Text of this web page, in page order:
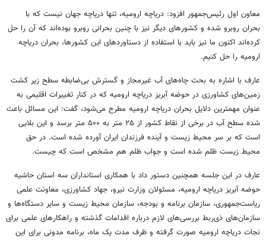
معاون اول رئیس‌جمهور افزود: دریاچه ارومیه، تنها دریاچه جهان نیست که با
بحران روبرو شده و کشورهای دیگر نیز با چنین بحرانی روبرو بوده‌اند که آن را حل
کرده‌اند اکنون ما نیز باید با استفاده از دستاوردهای این کشورها، بحران دریاچه
ارومیه را حل کنیم.
عارف با اشاره به بحث چاه‌های آب غیرمجاز و گسترش بی‌ضابطه سطح زیر کشت
زمین‌های کشاورزی در حوضه آبریز دریاچه ارومیه که در کنار تغییرات اقلیمی به
عنوان مهمترین دلایل بحران دریاچه ارومیه مطرح می‌شود، گفت: این مسائل باعث
شده سطح آب در برخی از نقاط کشور از ۲۵ متر به ۵۰۰ متر برسد و این بلایی
است که بر سر محیط زیست و آینده فرزندان ایران آورده شده است. در حق
محیط زیست ظلم شده است و جواب ظلم هم مشخص است که چیست.
عارف در این جلسه همچنین دستور داد با همکاری استانداران سه استان حاشیه
حوضه آبریز دریاچه ارومیه، مسئولان وزارت نیرو، جهاد کشاورزی، معاونت علمی
ریاست‌جمهوری، سازمان برنامه و بودجه، سازمان محیط زیست و سایر دستگاه‌ها و
سازمان‌های ذی‌ربط بررسی‌های لازم درباره اقدامات گذشته و راهکارهای علمی برای
نجات دریاچه ارومیه صورت گرفته و ظرف مدت یک ماه، برنامه مدونی برای این